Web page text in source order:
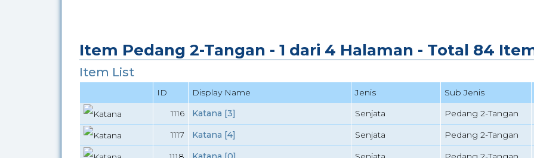
Item Pedang 2-Tangan - 1 dari 4 Halaman - Total 84
Item List
ID Display Name Jenis Sub Jenis
1116
Katana [3] Senjata Pedang 2-Tangan
1117
Katana [4] Senjata Pedang 2-Tangan